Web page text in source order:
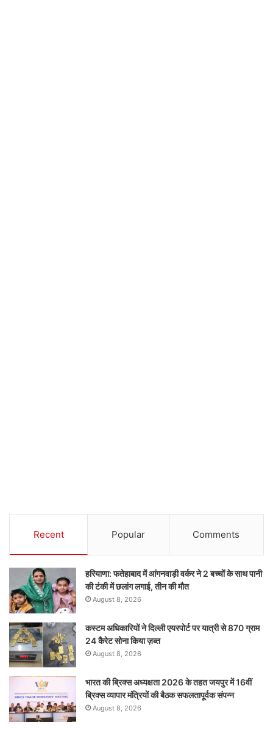
Recent Popular Comments
हरियाणा: फतेहाबाद में आंगनवाड़ी वर्कर ने 2 बच्चों के साथ पानी
की टंकी में छलांग लगाई, तीन की मौत
August 8, 2026
कस्टम अधिकारियों ने दिल्ली एयरपोर्ट पर यात्री से 870 ग्राम
24 कैरेट सोना किया ज़ब्त
August 8, 2026
भारत की ब्रिक्‍स अध्यक्षता 2026 के तहत जयपुर में 16वीं
ब्रिक्‍स व्यापार मंत्रियों की बैठक सफलतापूर्वक संपन्न
August 8, 2026